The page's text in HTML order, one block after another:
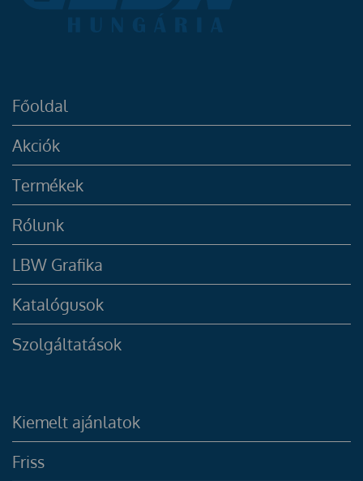
Főoldal
Akciók
Termékek
Rólunk
LBW Grafika
Katalógusok
Szolgáltatások
Kiemelt ajánlatok
Friss